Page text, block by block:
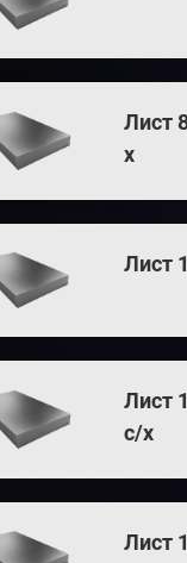
Лист
х
Лист
Лист
с/х
Лист